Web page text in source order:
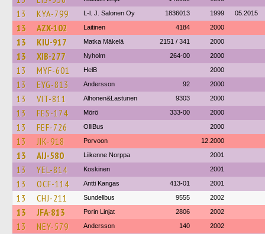
13 KYA-799 L-l. J. Salonen Oy 1836013 1999 05.2015
13 AZX-102 Laitinen 4184 2000
13 KIU-917 Matka Mäkelä 2151 / 341 2000
13 XIB-277 Nyholm 264-00 2000
13 MYF-601 HelB 2000
13 EYG-813 Andersson 92 2000
13 VIT-811 Alhonen&Lastunen 9303 2000
13 FES-174 Mörö 333-00 2000
13 FEF-726 OlliBus 2000
13 JIK-918 Porvoon 12.2000
13 AIJ-580 Liikenne Norppa 2001
13 YEL-814 Koskinen 2001
13 OCF-114 Antti Kangas 413-01 2001
13 CHJ-211 Sundellbus 9555 2002
13 JFA-813 Porin Linjat 2806 2002
13 NEY-579 Andersson 140 2002